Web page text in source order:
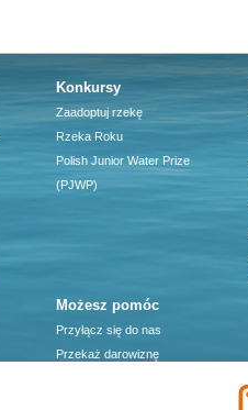
Konkursy
Zaadoptuj rzekę
Rzeka Roku
Polish Junior Water Prize
(PJWP)
Możesz pomóc
Przyłącz się do nas
Przekaż darowiznę